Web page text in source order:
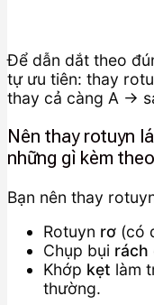
Để dẫn dắt theo
tự ưu tiên: thay
thay cả càng A →
Nên thay rotuyn
những gì kèm
Bạn nên thay
Rotuyn rơ (có
Chụp bụi rách
Khớp kẹt làm
thường.